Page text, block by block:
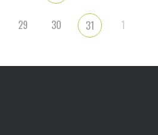
29 30 31 1